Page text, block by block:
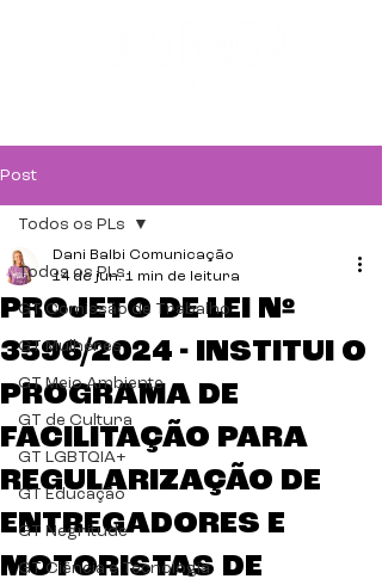
Post
Todos os PLs
GT Comissão de Trabalho
GT Mulheres
GT Meio Ambiente
GT de Cultura
GT LGBTQIA+
GT Educação
GT Negritude
GT Ciência e Tecnologia
Todos os PLs
PROJETO DE LEI Nº
3596/2024 - INSTITUI O
PROGRAMA DE
FACILITAÇÃO PARA
REGULARIZAÇÃO DE
ENTREGADORES E
MOTORISTAS DE
Dani Balbi Comunicação
14 de jun. 1 min de leitura